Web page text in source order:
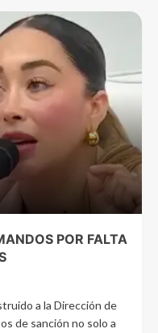
POR FALTA
a la Dirección de
de sanción no solo a